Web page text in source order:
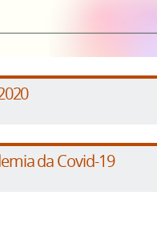
da Covid-19